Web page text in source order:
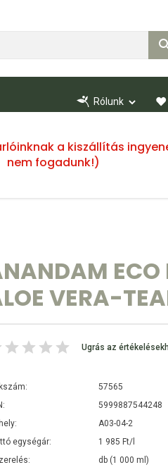
Rólunk
a kiszállítás
nem fogadunk!)
ECO
VERA-
Ugrás az
57565
5999887544248
A03-04-2
egységár:
1 985 Ft/l
db (1 000 ml)